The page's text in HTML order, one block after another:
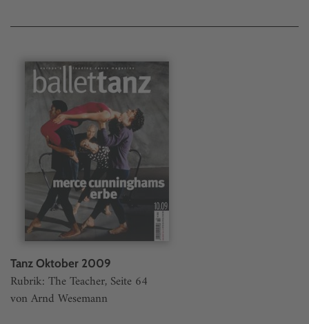
Tanz Oktober 2009
Rubrik: The Teacher, Seite 64
von Arnd Wesemann